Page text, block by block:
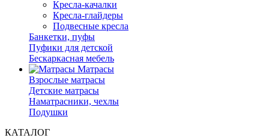
Кресла-качалки
Кресла-глайдеры
Подвесные кресла
Банкетки, пуфы
Пуфики для детской
Бескаркасная мебель
Матрасы
Взрослые матрасы
Детские матрасы
Наматрасники, чехлы
Подушки
КАТАЛОГ